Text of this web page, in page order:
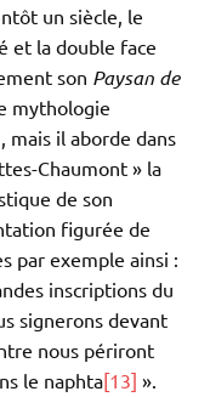
un siècle, le
et la double face
son Paysan de
mythologie
mais il aborde dans
Chaumont » la
de son
figurée de
par exemple ainsi :
inscriptions du
signerons devant
nous périront
le naphta[13] ».